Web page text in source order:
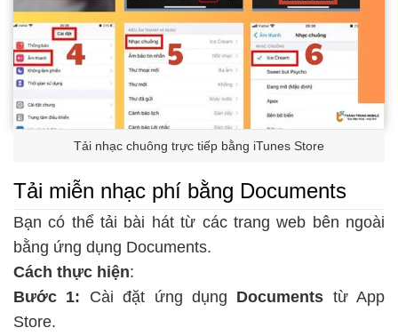
Tải nhạc chuông trực tiếp bằng iTunes Store
Tải miễn nhạc phí bằng Documents
Bạn có thể tải bài hát từ các trang web bên ngoài
bằng ứng dụng Documents.
Cách thực hiện:
Bước 1: Cài đặt ứng dụng Documents từ App
Store.